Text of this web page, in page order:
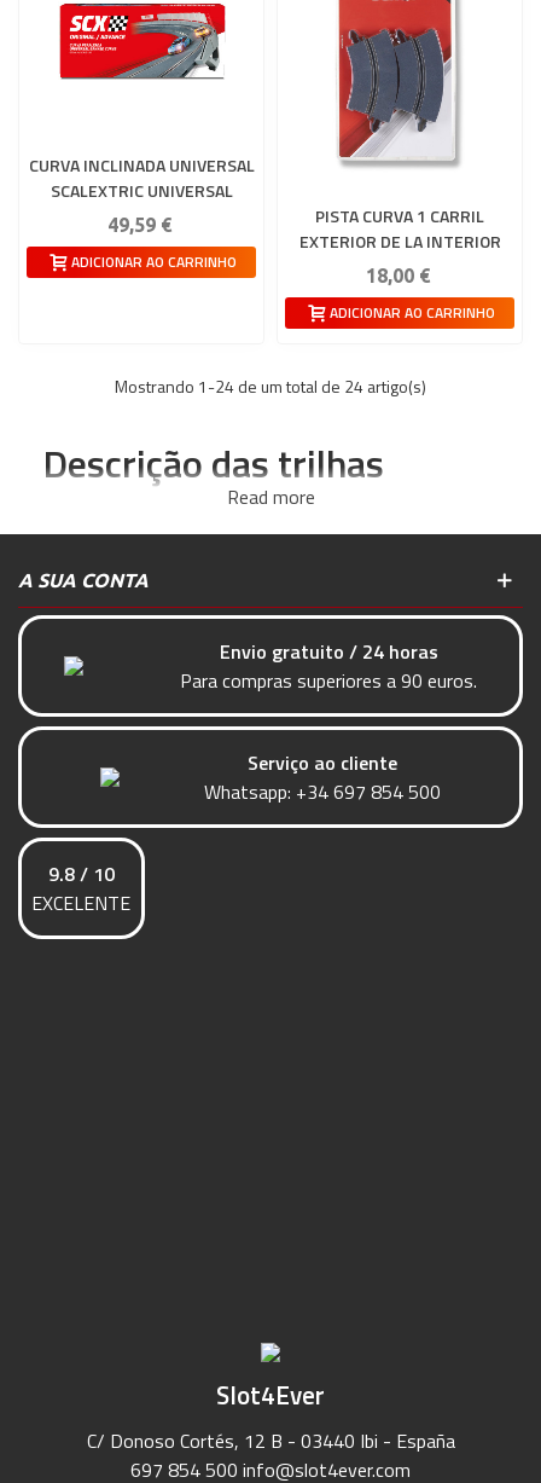
CURVA INCLINADA UNIVERSAL
SCALEXTRIC UNIVERSAL
49,59 €
ADICIONAR AO CARRINHO
PISTA CURVA 1 CARRIL
EXTERIOR DE LA INTERIOR
18,00 €
ADICIONAR AO CARRINHO
Mostrando 1-24 de um total de 24 artigo(s)
Descrição das trilhas
universais Scalextric
pode expandir seu circuito analógico com diferentes
seções e criar novos circuitos.
Retas, curvas, cruzes, chicanas ... tenha toda a realidade
de um circuito real em seu circuito Scalextric.
Read more
A SUA CONTA
Envio gratuito / 24 horas
Para compras superiores a 90 euros.
Serviço ao cliente
Whatsapp: +34 697 854 500
9.8 / 10
EXCELENTE
Slot4Ever
C/ Donoso Cortés, 12 B - 03440 Ibi - España
697 854 500 info@slot4ever.com